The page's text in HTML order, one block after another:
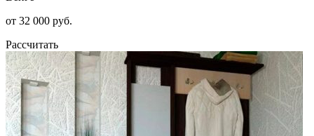
от 32 000 руб.
Рассчитать